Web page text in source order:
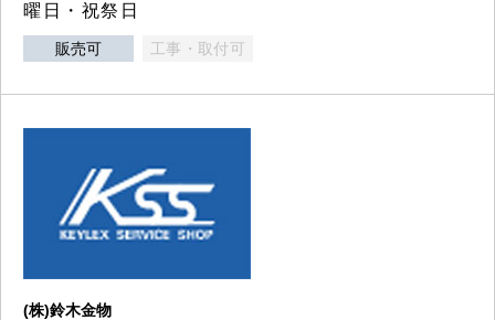
曜日・祝祭日
販売可 工事・取付可
(株)鈴木金物